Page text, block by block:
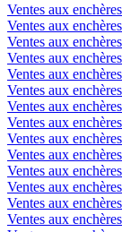
Ventes aux
Ventes aux
Ventes aux
Ventes aux
Ventes aux
Ventes aux
Ventes aux
Ventes aux
Ventes aux
Ventes aux
Ventes aux
Ventes aux
Ventes aux
Ventes aux